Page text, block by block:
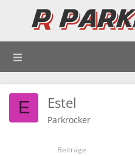
E Estel
Parkrocker
Beiträge